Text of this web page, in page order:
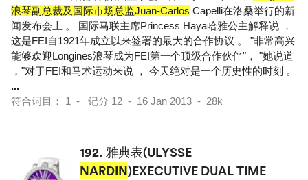
浪琴副总裁及国际市场总监Juan-Carlos Capelli在洛桑举行的新
闻发布会上 。 国际马联主席Princess Haya哈雅公主解释说 ，
这是FEI自1921年成立以来签署的最大的合作协议 。 "非常高兴
能够欢迎Longines浪琴成为FEI第一个顶级合作伙伴"， "她说道
，"对于FEI和马术运动来说 ， 今天绝对是一个历史性的时刻 。
...
符合词目： 1 - 记分 12 - 16 Jan 2013 - 28k
192. 雅典表(ULYSSE
NARDIN)EXECUTIVE DUAL TIME